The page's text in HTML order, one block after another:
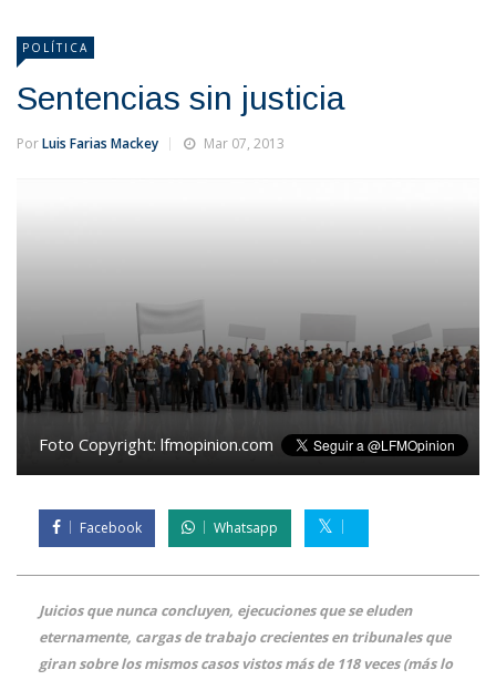
POLÍTICA
Sentencias sin justicia
PorLuis Farias Mackey Mar 07, 2013
Foto Copyright: lfmopinion.com
Facebook Whatsapp
Juicios que nunca concluyen, ejecuciones que se eluden
eternamente, cargas de trabajo crecientes en tribunales que
giran sobre los mismos casos vistos más de 118 veces (más lo